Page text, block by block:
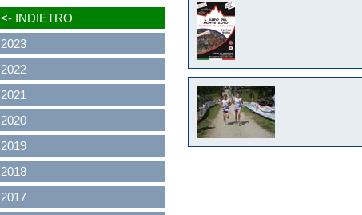
<- INDIETRO
2023
2022
2021
2020
2019
2018
2017